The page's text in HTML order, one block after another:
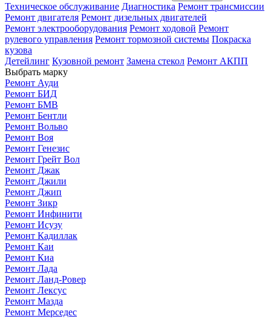
Техническое обслуживание Диагностика Ремонт трансмиссии
Ремонт двигателя Ремонт дизельных двигателей
Ремонт электрооборудования Ремонт ходовой Ремонт
рулевого управления Ремонт тормозной системы Покраска
кузова
Детейлинг Кузовной ремонт Замена стекол Ремонт АКПП
Выбрать марку
Ремонт Ауди
Ремонт БИД
Ремонт БМВ
Ремонт Бентли
Ремонт Вольво
Ремонт Воя
Ремонт Генезис
Ремонт Грейт Вол
Ремонт Джак
Ремонт Джили
Ремонт Джип
Ремонт Зикр
Ремонт Инфинити
Ремонт Исузу
Ремонт Кадиллак
Ремонт Каи
Ремонт Киа
Ремонт Лада
Ремонт Ланд-Ровер
Ремонт Лексус
Ремонт Мазда
Ремонт Мерседес